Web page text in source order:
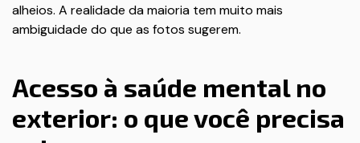
alheios. A realidade da maioria tem muito mais
ambiguidade do que as fotos sugerem.
Acesso à saúde mental no
exterior: o que você precisa